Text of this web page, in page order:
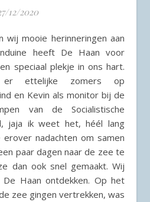
12/2020
heeft De Haan voor
speciaal plekje in ons hart.
er ettelijke zomers op
en Kevin als monitor bij de
van de Socialistische
jaja ik weet het, héél lang
nadachten om samen
paar dagen naar de zee te
dan ook snel gemaakt. Wij
Haan ontdekken. Op het
zee gingen vertrekken, was